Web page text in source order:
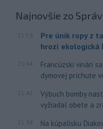
Najnovšie zo Správ
21:59
Pre únik ropy z
hrozí
21:44
Francúzski vinári
dymovej príchute
21:42
Výbuch bomby
vyžiadal obete a
21:38
Na kúpalisku